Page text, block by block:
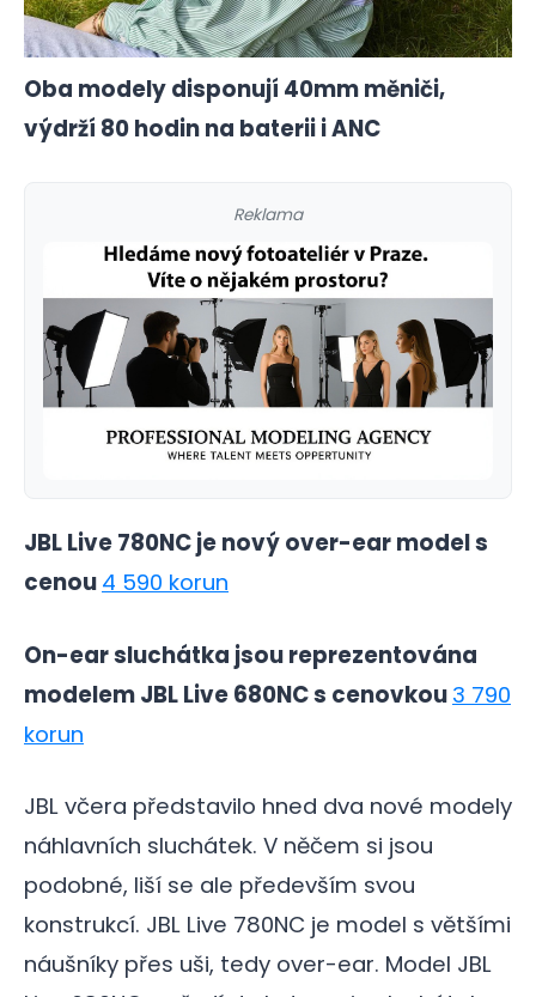
Oba modely disponují 40mm měniči,
výdrží 80 hodin na baterii i ANC
Reklama
JBL Live 780NC je nový over-ear model s
cenou 4 590 korun
On-ear sluchátka jsou reprezentována
modelem JBL Live 680NC s cenovkou 3 790
korun
JBL včera představilo hned dva nové modely
náhlavních sluchátek. V něčem si jsou
podobné, liší se ale především svou
konstrukcí. JBL Live 780NC je model s většími
náušníky přes uši, tedy over-ear. Model JBL